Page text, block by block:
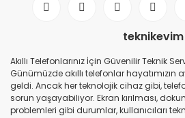
teknikevim
Akıllı Telefonlarınız İçin Güvenilir Teknik
Günümüzde akıllı telefonlar hayatımızın
geldi. Ancak her teknolojik cihaz gibi,
sorun yaşayabiliyor. Ekran kırılması,
problemleri gibi durumlar, kullanıcıları